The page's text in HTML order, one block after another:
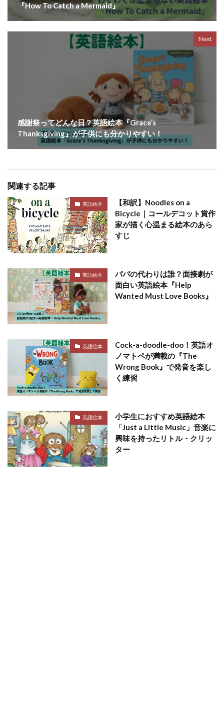
『How To Catch a Mermaid』
Next
感謝祭ってどんな日？英語絵本『Grace’s
Thanksgiving』が子供にも分かりやすい！
関連する記事
英語絵本
【和訳】Noodles on a
Bicycle｜コールデコット賞作
家が描く心温まる絵本のあら
すじ
英語絵本
パパの代わりは誰？面接劇が
面白い英語絵本『Help
Wanted Must Love Books』
英語絵本
Cock-a-doodle-doo！英語オ
ノマトペが満載の『The
Wrong Book』で発音を楽し
く練習
英語絵本
小学生におすすめ英語絵本
「Just a Little Music」音楽に
興味を持ったリトル・クリッ
ター